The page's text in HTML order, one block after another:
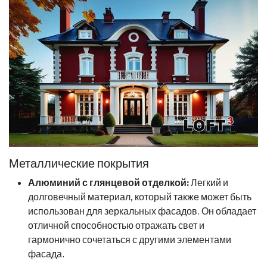
Металлические покрытия
Алюминий с глянцевой отделкой:Легкий и
долговечный материал, который также может быть
использован для зеркальных фасадов. Он обладает
отличной способностью отражать свет и
гармонично сочетаться с другими элементами
фасада.